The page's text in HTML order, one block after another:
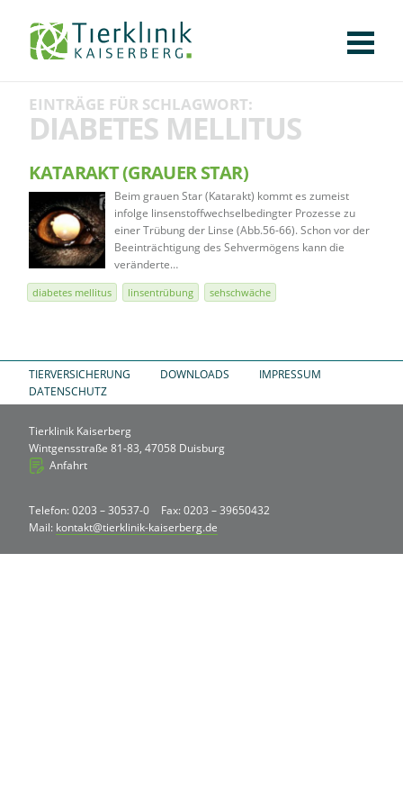
KLINIK
CHIRURGIE
AUGENHEILKUNDE
KARDIOLOGIE
BILDGEBUNG
INNERE MEDIZIN
WEITERE
AKTUELLES
LEXIKON
KONTAKT
Tierklinik
Kaiserberg
EINTRÄGE FÜR SCHLAGWORT:
DIABETES MELLITUS
KATARAKT (GRAUER STAR)
Beim grauen Star (Katarakt) kommt es zumeist
infolge linsenstoffwechselbedingter Prozesse zu
einer Trübung der Linse (Abb.56-66). Schon vor der
Beeinträchtigung des Sehvermögens kann die
veränderte…
diabetes mellitus linsentrübung sehschwäche
TIERVERSICHERUNG DOWNLOADS
IMPRESSUM
DATENSCHUTZ
Tierklinik Kaiserberg
Wintgensstraße 81-83, 47058 Duisburg
Anfahrt
Telefon: 0203 – 30537-0
Fax: 0203 – 39650432
Mail: kontakt@tierklinik-kaiserberg.de